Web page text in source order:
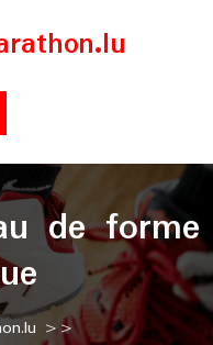
de forme
>>